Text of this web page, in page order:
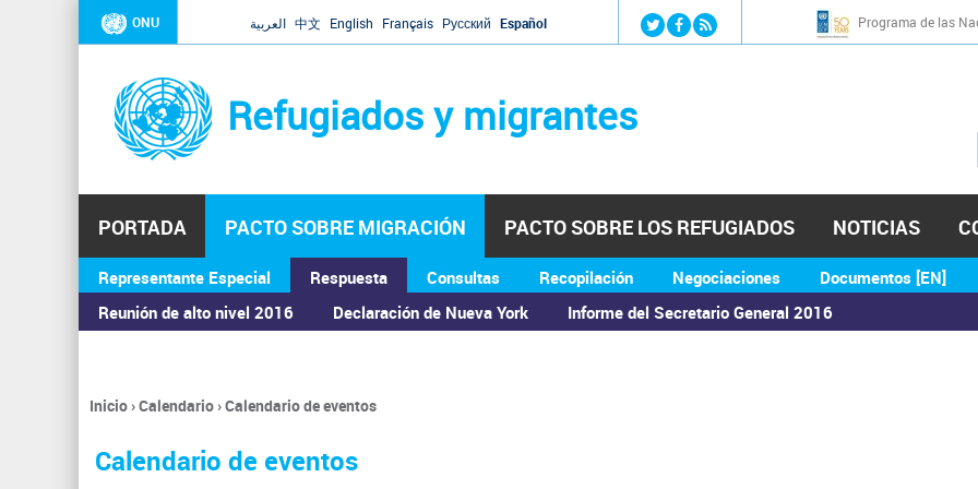
Jump to navigation
ONU العربية 中文 English Français Русский Español Programa de las
Refugiados y migrantes
PORTADA PACTO SOBRE MIGRACIÓN
Representante Especial
Respuesta
Reunión de alto nivel 2016
Declaración de Nueva York Informe del Secretario General 2016
Consultas Recopilación Negociaciones Documentos [EN]
PACTO SOBRE LOS REFUGIADOS NOTICIAS
ASAMBLEA GENERAL
Se
encuentra
usted
Inicio›Calendario›Calendario de eventos
Calendario de eventos